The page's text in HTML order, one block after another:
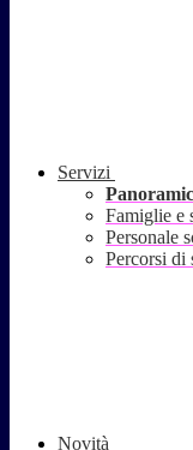
Servizi
Famiglie e
Personale
Percorsi di
Novità